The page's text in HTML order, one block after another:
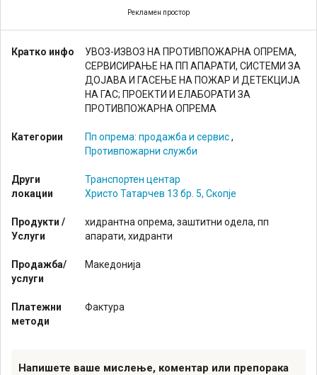
Кратко инфо
УВОЗ-ИЗВОЗ НА ПРОТИВПОЖАРНА ОПРЕМА,
СЕРВИСИРАЊЕ НА ПП АПАРАТИ, СИСТЕМИ ЗА
ДОЈАВА И ГАСЕЊЕ НА ПОЖАР И ДЕТЕКЦИЈА
НА ГАС; ПРОЕКТИ И ЕЛАБОРАТИ ЗА
ПРОТИВПОЖАРНА ОПРЕМА
Категории Пп опрема: продажба и сервис,
Противпожарни служби
Други
локации
Транспортен центар
Христо Татарчев 13 бр. 5, Скопје
Продукти /
Услуги
хидрантна опрема, заштитни одела, пп
апарати, хидранти
Продажба/
услуги
Македонија
Платежни
методи
Фактура
Напишете ваше мислење, коментар или препорака
Рекламен простор